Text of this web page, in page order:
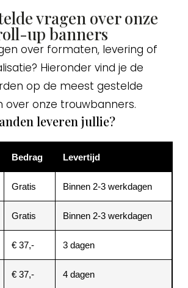
vragen over onze
up banners
over formaten, levering of
Hieronder vind je de
op de meest gestelde
over onze trouwbanners.
leveren jullie?
Bedrag Levertijd
Gratis Binnen 2-3 werkdagen
Gratis Binnen 2-3 werkdagen
€ 37,- 3 dagen
€ 37,- 4 dagen